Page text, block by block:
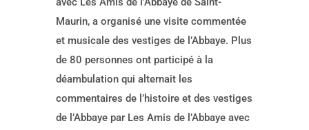
Maurin, a organisé une visite commentée
et musicale des vestiges de l’Abbaye. Plus
de 80 personnes ont participé à la
déambulation qui alternait les
commentaires de l’histoire et des vestiges
de l’Abbaye par Les Amis de l’Abbaye avec